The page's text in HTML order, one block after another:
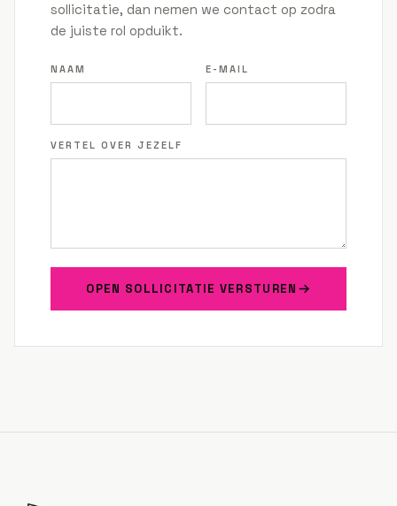
sollicitatie, dan nemen we contact op zodra
de juiste rol opduikt.
NAAM E-MAIL
VERTEL OVER JEZELF
OPEN SOLLICITATIE VERSTUREN